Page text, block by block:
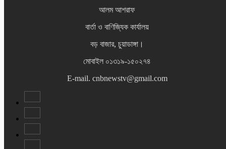
আলম আশরাফ
বার্তা ও বাণিজ্যিক কার্যালয়
বড় বাজার, চুয়াডাঙ্গা।
মোবাইল ০১৩১৯-১৫০২৭৪
E-mail. cnbnewstv@gmail.com